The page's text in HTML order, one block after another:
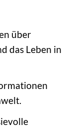
über
das Leben in